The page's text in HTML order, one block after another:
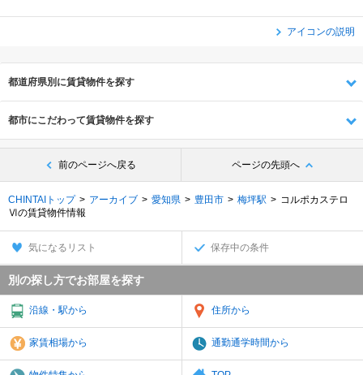
アイコンの説明
都道府県別に賃貸物件を探す
都市にこだわって賃貸物件を探す
前のページへ戻る ページの先頭へ
CHINTAIトップ アーカイブ 愛知県 豊田市 梅坪駅
コルポカステロ
Ⅵの賃貸物件情報
気になるリスト 保存中の条件
別の探し方でお部屋を探す
沿線・駅から 住所から
家賃相場から 通勤通学時間から